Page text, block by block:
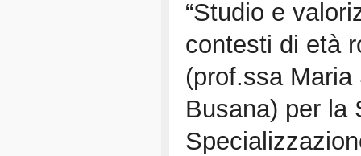
“Studio e
contesti di età
(prof.ssa Maria
Busana) per la